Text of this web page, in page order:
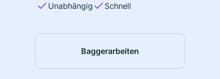
Unabhängig
Schnell
Baggerarbeiten